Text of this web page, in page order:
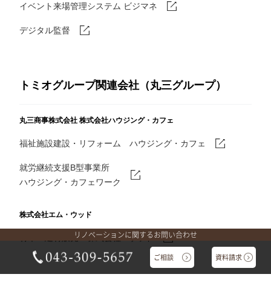
リノベーションに関するお問い合わせ
ご相談 資料請求
イベント来場管理システム ビジマネ
デジタル監督
トミオグループ関連会社（丸三グループ）
丸三商事株式会社 株式会社ハウジング・カフェ
福祉施設建設・リフォーム ハウジング・カフェ
就労継続支援B型事業所
ハウジング・カフェワーク
株式会社エム・ウッド
材木・建材販売 株式会社Mウッド